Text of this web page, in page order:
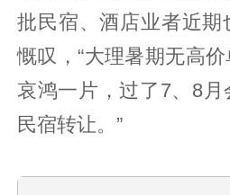
批民宿、酒店业者近期
慨叹，“大理暑期无高
哀鸿一片，过了7、8月
民宿转让。”